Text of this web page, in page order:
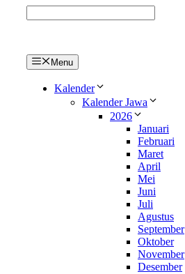
Menu
Kalender
Kalender Jawa
2026
Januari
Februari
Maret
April
Mei
Juni
Juli
Agustus
September
Oktober
November
Desember